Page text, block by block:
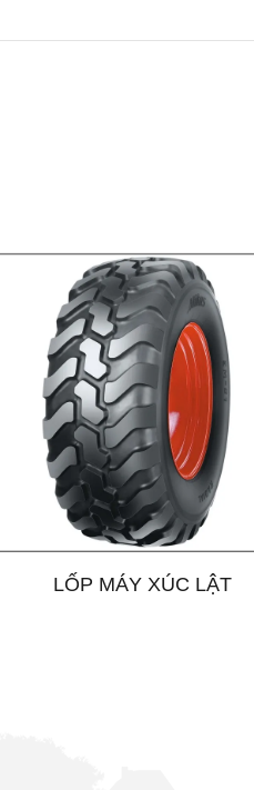
LỐP MÁY XÚC LẬT